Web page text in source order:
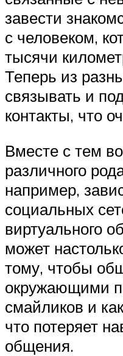
завести
с человеком,
тысячи
Теперь из
связывать и
контакты, что
Вместе с тем
различного
например,
социальных
виртуального
может
тому, чтобы
окружающими
смайликов и
что потеряет
общения.